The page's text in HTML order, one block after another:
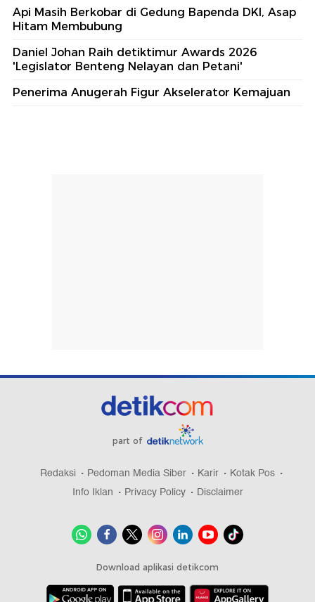
Api Masih Berkobar di Gedung Bapenda DKI, Asap
Hitam Membubung
Daniel Johan Raih detiktimur Awards 2026
'Legislator Benteng Nelayan dan Petani'
Penerima Anugerah Figur Akselerator Kemajuan
part of
Redaksi Pedoman Media Siber Karir
Kotak Pos
Info Iklan
Privacy Policy Disclaimer
Download aplikasi detikcom